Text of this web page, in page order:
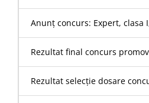
Anunț concurs: Expert, clasa
Rezultat final concurs
Rezultat selecție dosare